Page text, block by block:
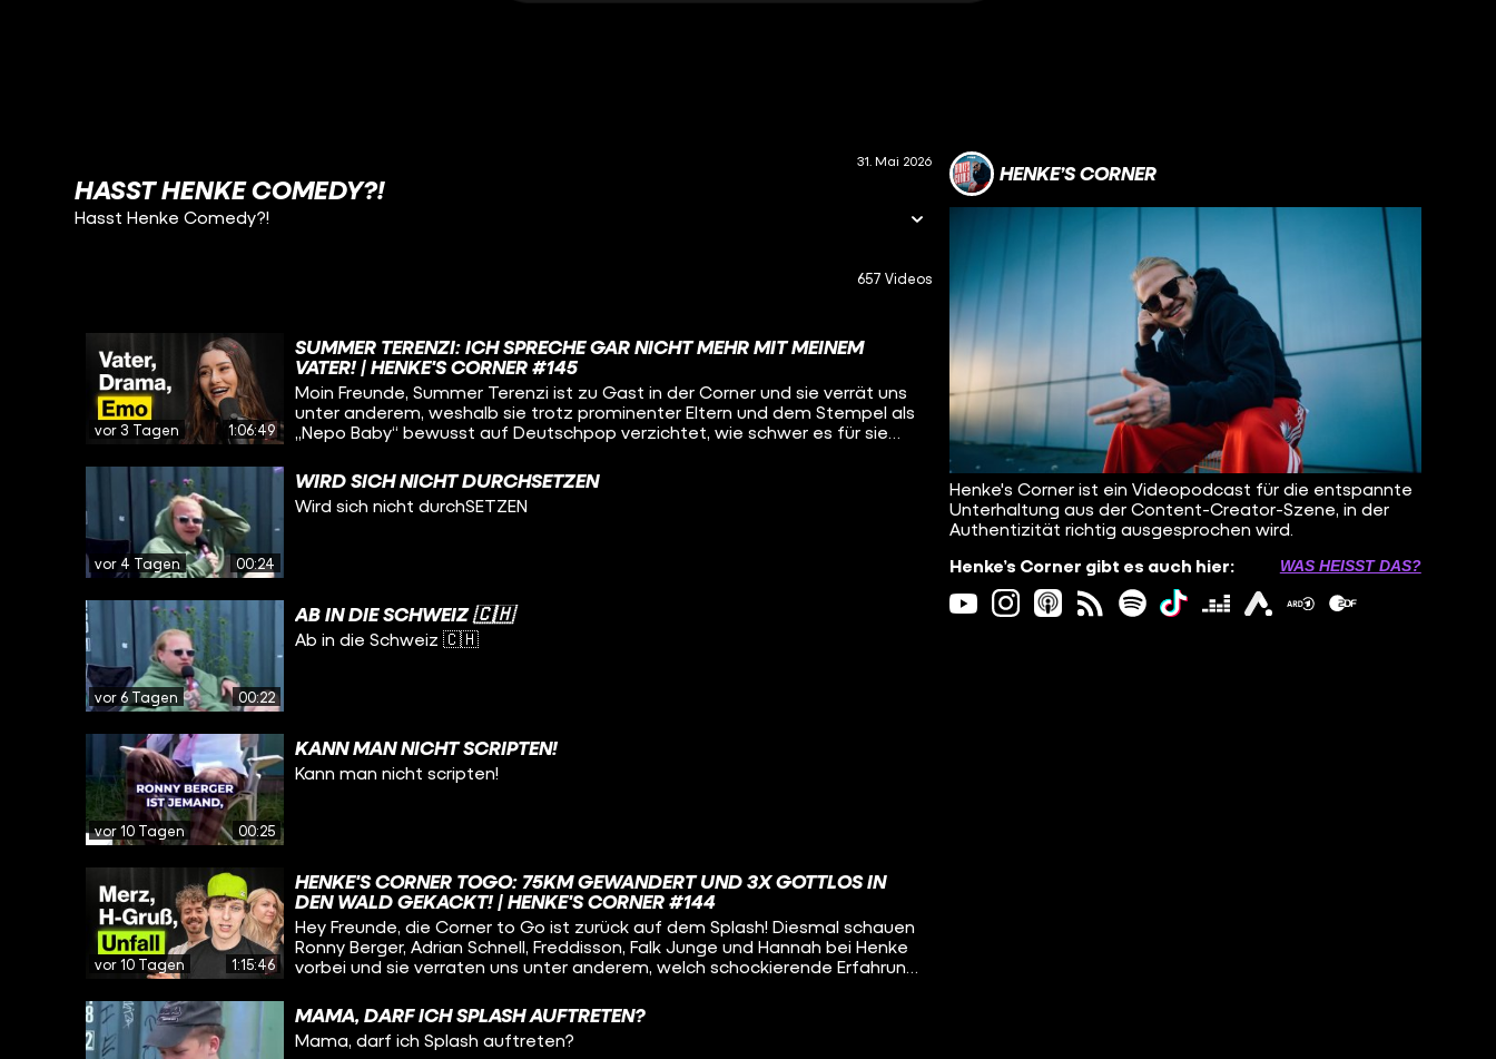
HENKE’S CORNER
Henke's Corner ist ein Videopodcast für die entspannte
Unterhaltung aus der Content-Creator-Szene, in der
Authentizität richtig ausgesprochen wird.
Henke’s Corner gibt es auch hier:
WAS HEISST DAS?
31. Mai 2026
HASST HENKE COMEDY?!
Hasst Henke Comedy?!
657 Videos
vor 3 Tagen 1:06:49
SUMMER TERENZI: ICH SPRECHE GAR NICHT MEHR MIT MEINEM
VATER! | HENKE'S CORNER #145
Moin Freunde, Summer Terenzi ist zu Gast in der Corner und sie verrät uns
unter anderem, weshalb sie trotz prominenter Eltern und dem Stempel als
„Nepo Baby“ bewusst auf Deutschpop verzichtet, wie schwer es für sie
sie radikal auf einen Plan B verzichtet, um sich zu 100 % auf ihre Musik zu
fokussieren. Viel Spaß!
vor 4 Tagen 00:24
WIRD SICH NICHT DURCHSETZEN
Wird sich nicht durchSETZEN
vor 6 Tagen 00:22
AB IN DIE SCHWEIZ 🇨🇭
Ab in die Schweiz 🇨🇭
vor 10 Tagen 00:25
KANN MAN NICHT SCRIPTEN!
Kann man nicht scripten!
vor 10 Tagen 1:15:46
HENKE'S CORNER TOGO: 75KM GEWANDERT UND 3X GOTTLOS IN
DEN WALD GEKACKT! | HENKE'S CORNER #144
Hey Freunde, die Corner to Go ist zurück auf dem Splash! Diesmal schauen
Ronny Berger, Adrian Schnell, Freddisson, Falk Junge und Hannah bei Henke
vorbei und sie verraten uns unter anderem, welch schockierende Erfahrung
Anreise nur knapp einer tödlichen Auto-Katastrophe entronnen ist, warum
Ronny Berger mit einer Falte im Knie kämpft und wie Hannah spontan zur
Café-Besitzerin wurde. Viel Spaß!
MAMA, DARF ICH SPLASH AUFTRETEN?
Mama, darf ich Splash auftreten?